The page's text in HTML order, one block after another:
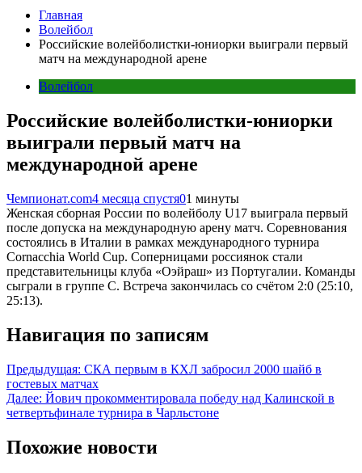
Главная
Волейбол
Российские волейболистки-юниорки выиграли первый
матч на международной арене
Волейбол
Российские волейболистки-юниорки
выиграли первый матч на
международной арене
Чемпионат.com4 месяца спустя01 минуты
Женская сборная России по волейболу U17 выиграла первый
после допуска на международную арену матч. Соревнования
состоялись в Италии в рамках международного турнира
Cornacchia World Cup. Соперницами россиянок стали
представительницы клуба «Оэйраш» из Португалии. Команды
сыграли в группе С. Встреча закончилась со счётом 2:0 (25:10,
25:13).
Навигация по записям
Предыдущая: СКА первым в КХЛ забросил 2000 шайб в
гостевых матчах
Далее: Йович прокомментировала победу над Калинской в
четвертьфинале турнира в Чарльстоне
Похожие новости